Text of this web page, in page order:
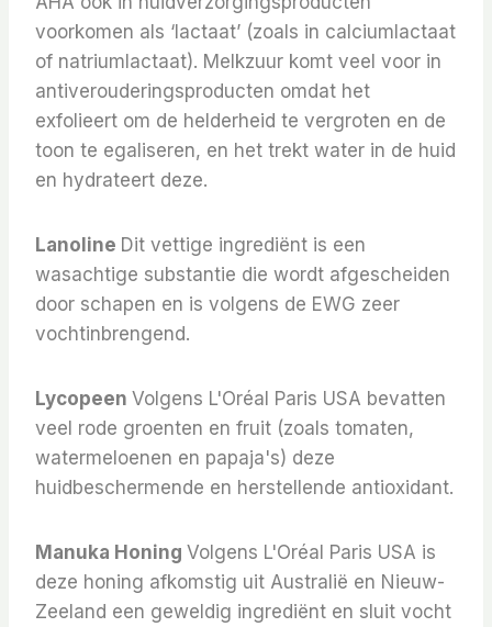
voorkomen als ‘lactaat’ (zoals in calciumlactaat
of natriumlactaat). Melkzuur komt veel voor in
antiverouderingsproducten omdat het
exfolieert om de helderheid te vergroten en de
toon te egaliseren, en het trekt water in de huid
en hydrateert deze.
Lanoline Dit vettige ingrediënt is een
wasachtige substantie die wordt afgescheiden
door schapen en is volgens de EWG zeer
vochtinbrengend.
Lycopeen Volgens L'Oréal Paris USA bevatten
veel rode groenten en fruit (zoals tomaten,
watermeloenen en papaja's) deze
huidbeschermende en herstellende antioxidant.
Manuka Honing Volgens L'Oréal Paris USA is
deze honing afkomstig uit Australië en Nieuw-
Zeeland een geweldig ingrediënt en sluit vocht